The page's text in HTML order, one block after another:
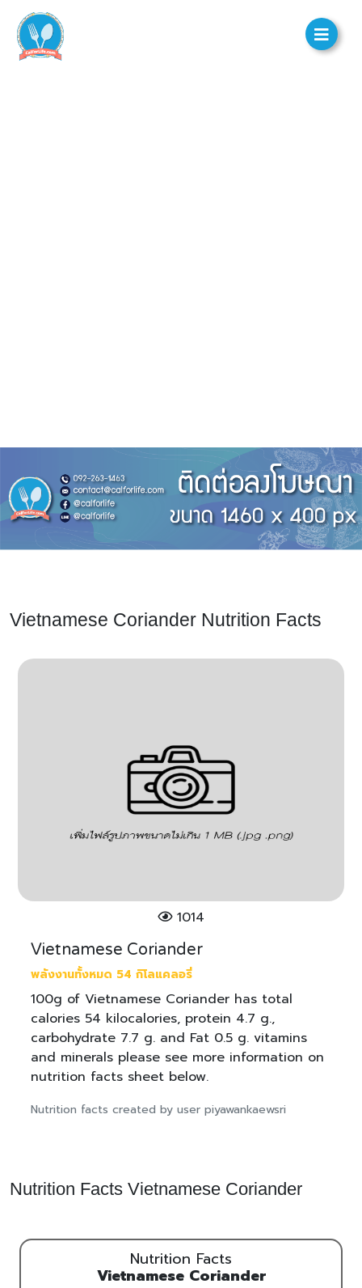
Vietnamese Coriander Nutrition Facts
1014
Vietnamese Coriander
พลังงานทั้งหมด 54 กิโลแคลอรี่
100g of Vietnamese Coriander has total
calories 54 kilocalories, protein 4.7 g.,
carbohydrate 7.7 g. and Fat 0.5 g. vitamins
and minerals please see more information on
nutrition facts sheet below.
Nutrition facts created by user piyawankaewsri
Nutrition Facts Vietnamese Coriander
Nutrition Facts
Vietnamese Coriander